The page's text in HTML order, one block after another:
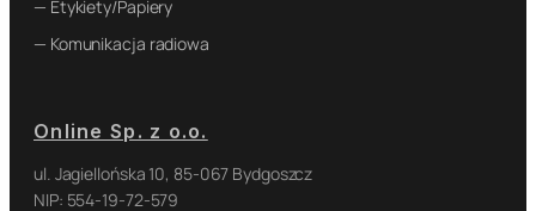
— Etykiety/Papiery
— Komunikacja radiowa
Online Sp. z o.o.
ul. Jagiellońska 10, 85-067 Bydgoszcz
NIP: 554-19-72-579